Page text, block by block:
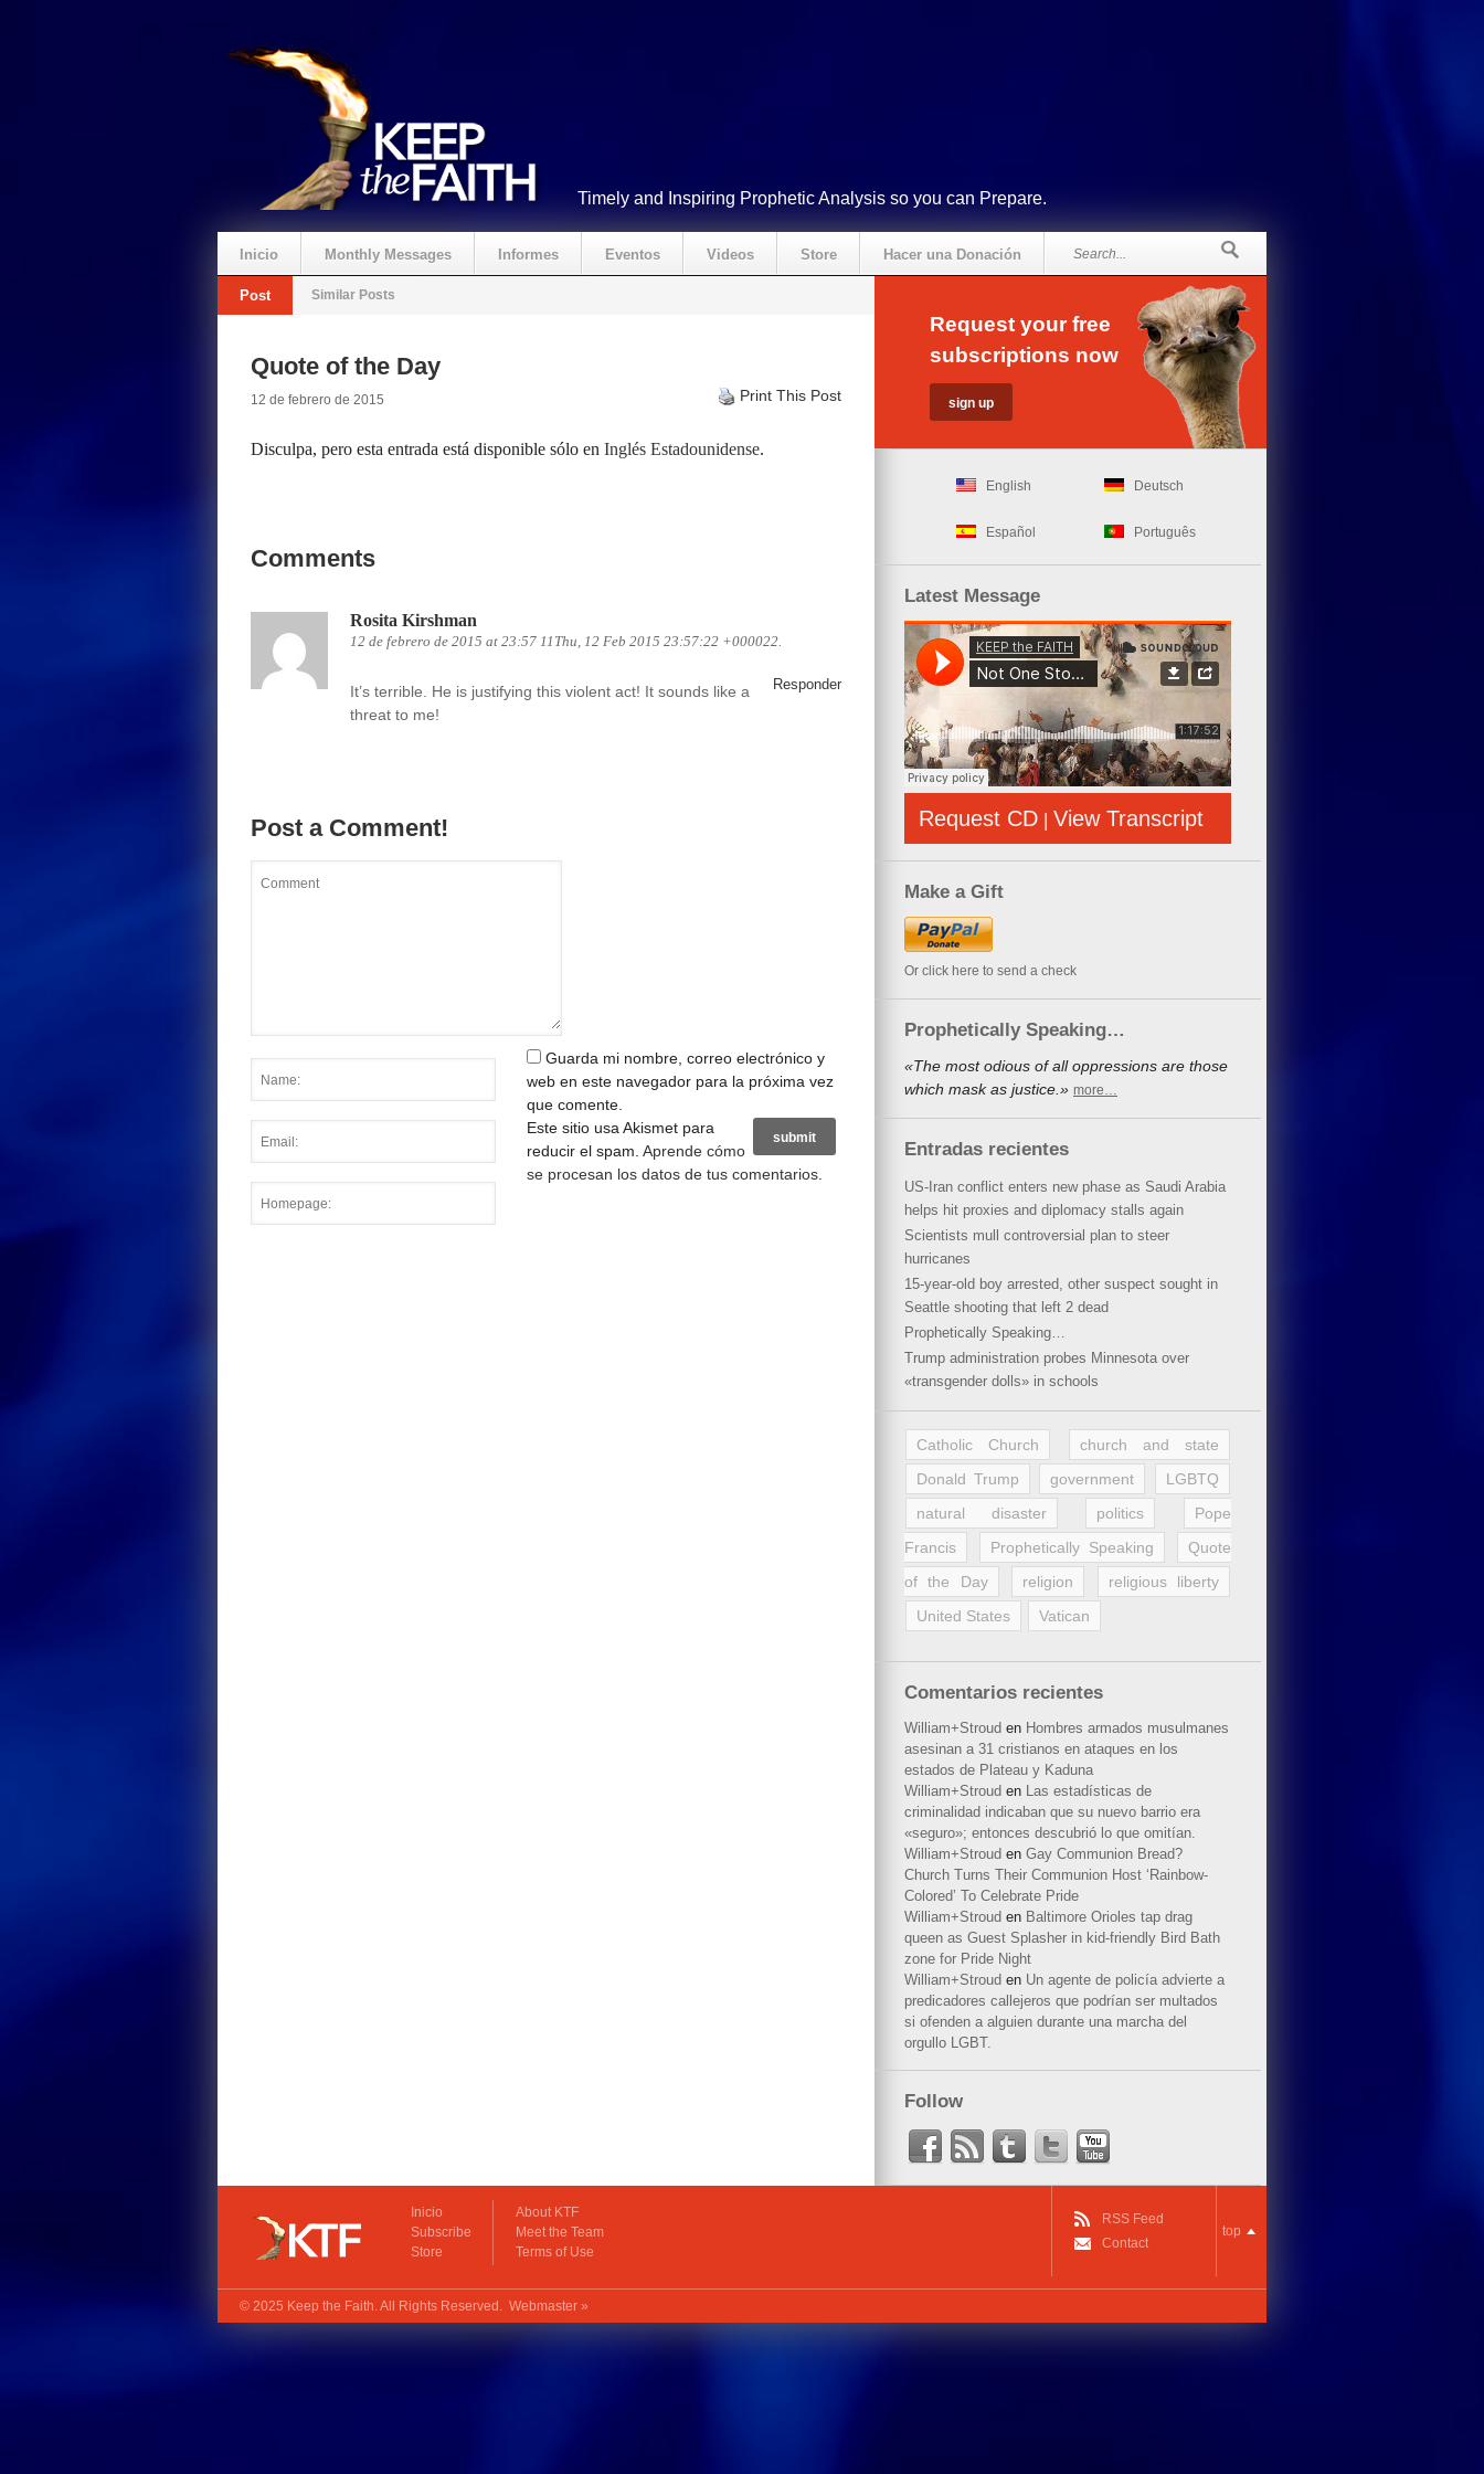
Timely and Inspiring Prophetic Analysis so you can Prepare.
Inicio Monthly Messages Informes Eventos Videos Store Hacer una Donación
Post Similar Posts
Quote of the Day
12 de febrero de 2015 Print This Post
Disculpa, pero esta entrada está disponible sólo en Inglés Estadounidense.
Comments
Rosita Kirshman
12 de febrero de 2015 at 23:57 11Thu, 12 Feb 2015 23:57:22 +000022.
Responder
It’s terrible. He is justifying this violent act! It sounds like a
threat to me!
Post a Comment!
Guarda mi nombre, correo electrónico y
web en este navegador para la próxima vez
que comente.
Este sitio usa Akismet para
reducir el spam. Aprende cómo
se procesan los datos de tus comentarios
Request your free
subscriptions now
English Deutsch
Español Português
Latest Message
Request CD | View Transcript
Make a Gift
Or click here to send a check
Prophetically Speaking…
«The most odious of all oppressions are those
which mask as justice.» more…
Entradas recientes
US-Iran conflict enters new phase as Saudi Arabia
helps hit proxies and diplomacy stalls again
Scientists mull controversial plan to steer
hurricanes
15-year-old boy arrested, other suspect sought in
Seattle shooting that left 2 dead
Prophetically Speaking…
Trump administration probes Minnesota over
«transgender dolls» in schools
Catholic Church
church and state
Donald Trump
government
LGBTQ
natural disaster
politics
Pope
Francis
Prophetically Speaking
Quote
of the Day
religion
religious liberty
United States
Vatican
Comentarios recientes
William+Stroud en Hombres armados musulmanes
asesinan a 31 cristianos en ataques en los
estados de Plateau y Kaduna
William+Stroud en Las estadísticas de
criminalidad indicaban que su nuevo barrio era
«seguro»; entonces descubrió lo que omitían.
William+Stroud en Gay Communion Bread?
Church Turns Their Communion Host ‘Rainbow-
Colored’ To Celebrate Pride
William+Stroud en Baltimore Orioles tap drag
queen as Guest Splasher in kid-friendly Bird Bath
zone for Pride Night
William+Stroud en Un agente de policía advierte a
predicadores callejeros que podrían ser multados
si ofenden a alguien durante una marcha del
orgullo LGBT.
Follow
Inicio
Subscribe
Store
About KTF
Meet the Team
Terms of Use
RSS Feed
Contact
top
© 2025 Keep the Faith. All Rights Reserved. Webmaster »